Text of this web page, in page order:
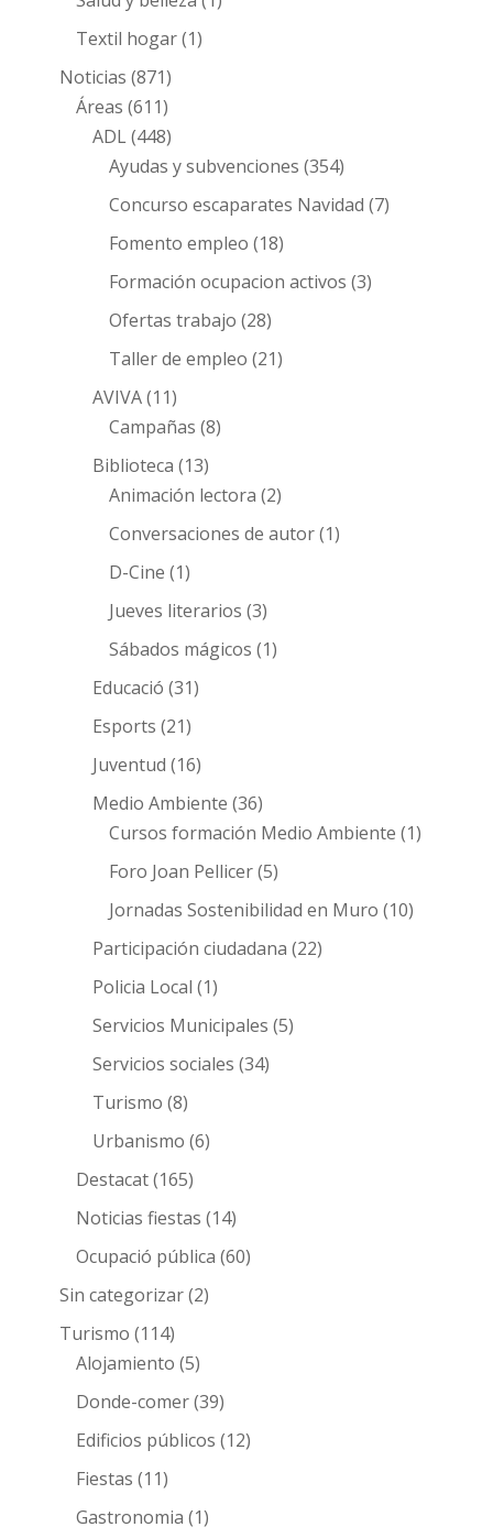
Textil hogar(1)
Noticias (871)
Áreas (611)
ADL(448)
Ayudas y subvenciones (354)
Concurso escaparates Navidad (7)
Fomento empleo (18)
Formación ocupacion activos (3)
Ofertas trabajo (28)
Taller de empleo (21)
AVIVA(11)
Campañas (8)
Biblioteca (13)
Animación lectora (2)
Conversaciones de autor(1)
D-Cine (1)
Jueves literarios (3)
Sábados mágicos (1)
Educació (31)
Esports (21)
Juventud (16)
Medio Ambiente (36)
Cursos formación Medio Ambiente (1)
Foro Joan Pellicer(5)
Jornadas Sostenibilidad en Muro (10)
Participación ciudadana (22)
Policia Local (1)
Servicios Municipales (5)
Servicios sociales (34)
Turismo (8)
Urbanismo (6)
Destacat(165)
Noticias fiestas (14)
Ocupació pública (60)
Sin categorizar(2)
Turismo (114)
Alojamiento (5)
Donde-comer(39)
Edificios públicos (12)
Fiestas (11)
Gastronomia (1)